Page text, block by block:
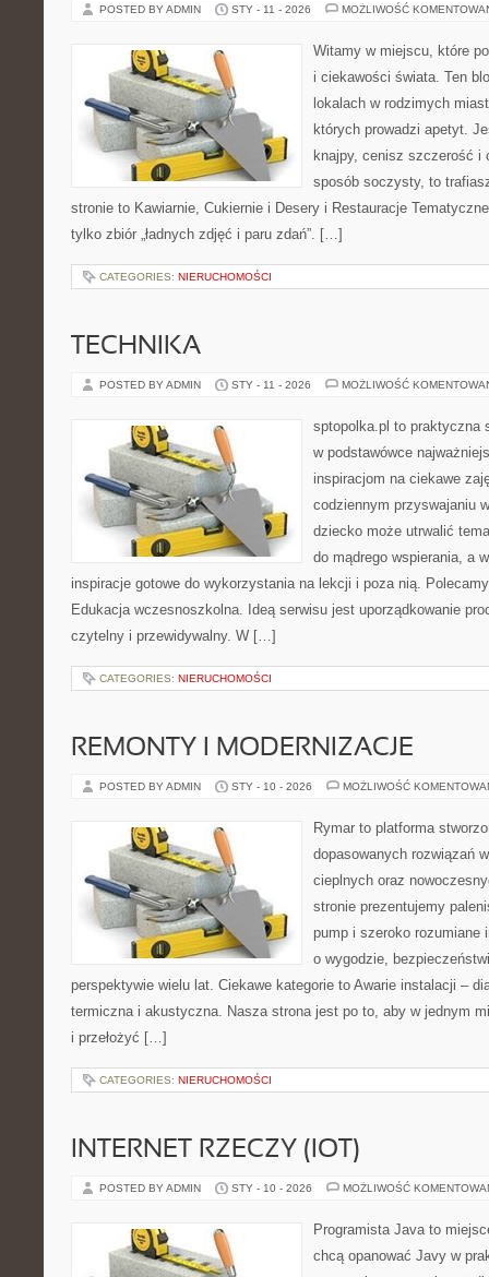
POSTED BY ADMIN STY - 11 - 2026 MOŻLIWOŚĆ
Witamy w miejscu, które
i ciekawości świata. Ten
lokalach w rodzimych
których prowadzi apetyt.
knajpy, cenisz szczerość i
sposób soczysty, to
stronie to Kawiarnie, Cukiernie i Desery i Restauracje
tylko zbiór „ładnych zdjęć i paru zdań”. […]
CATEGORIES: NIERUCHOMOŚCI
TECHNIKA
POSTED BY ADMIN STY - 11 - 2026 MOŻLIWOŚĆ
sptopolka.pl to praktyczna
w podstawówce
inspiracjom na ciekawe
codziennym przyswajaniu
dziecko może utrwalić
do mądrego wspierania, a
inspiracje gotowe do wykorzystania na lekcji i poza nią.
Edukacja wczesnoszkolna. Ideą serwisu jest uporządkowanie
czytelny i przewidywalny. W […]
CATEGORIES: NIERUCHOMOŚCI
REMONTY I MODERNIZACJE
POSTED BY ADMIN STY - 10 - 2026 MOŻLIWOŚĆ
Rymar to platforma
dopasowanych rozwiązań
cieplnych oraz
stronie prezentujemy
pump i szeroko rozumiane
o wygodzie,
perspektywie wielu lat. Ciekawe kategorie to Awarie instalacji –
termiczna i akustyczna. Nasza strona jest po to, aby w jednym
i przełożyć […]
CATEGORIES: NIERUCHOMOŚCI
INTERNET RZECZY (IOT)
POSTED BY ADMIN STY - 10 - 2026 MOŻLIWOŚĆ
Programista Java to
chcą opanować Javy w